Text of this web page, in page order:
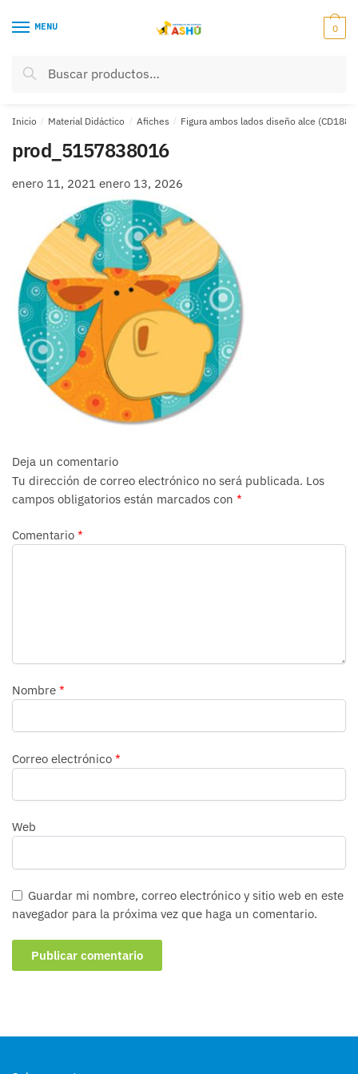
MENU
Buscar
Buscar
0
Inicio / Material Didáctico / Afiches / Figura ambos lados diseño alce
prod_5157838016
enero 11, 2021 enero 13, 2026
Deja un comentario
Tu dirección de correo electrónico no será publicada. Los
campos obligatorios están marcados con *
Comentario *
Nombre *
Correo electrónico *
Web
Guardar mi nombre, correo electrónico y sitio web en este
navegador para la próxima vez que haga un comentario.